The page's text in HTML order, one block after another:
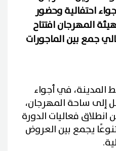
احتفالية وحضور
المهرجان افتتاح
جمع بين الماجورات
المدينة، في أجواء
إلى ساحة المهرجان،
فعاليات الدورة
يجمع بين العروض